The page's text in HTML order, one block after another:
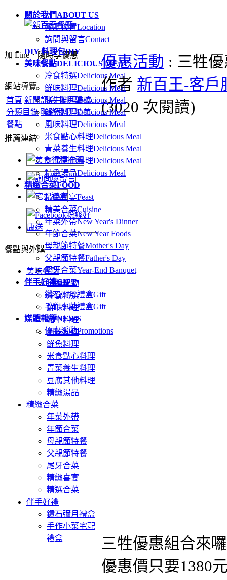
關於我們ABOUT US
餐廳位置Location
詢問與留言Contact
DIY 料理包DIY
美味餐點DELICIOUS MEAL
冷食特選Delicious Meal
鮮味料理Delicious Meal
豬牛料理Delicious Meal
鮮魚料理Delicious Meal
風味料理Delicious Meal
米食點心料理Delicious Meal
青菜養生料理Delicious Meal
豆腐其他料理Delicious Meal
精緻湯品Delicious Meal
精緻合菜FOOD
精緻喜宴Feast
精美合菜Cuisine
年菜外帶New Year's Dinner
年節合菜New Year Foods
母親節特餐Mother's Day
父親節特餐Father's Day
尾牙合菜Year-End Banquet
伴手好禮GIFT
鑽石彌月禮盒Gift
手作小菜禮盒Gift
媒體報導NEWS
優惠活動Promotions
加 Line．隨時享優惠
網站導覽
首頁 新聞訊息 按月歸檔
分類目錄 聯絡我們 精美
餐點
推薦連結
餐點與外購
美味餐點
招牌鍋物
冷食特選
鮮味料理
豬牛料理
風味料理
鮮魚料理
米食點心料理
青菜養生料理
豆腐其他料理
精緻湯品
精緻合菜
年菜外帶
年節合菜
母親節特餐
父親節特餐
尾牙合菜
精緻喜宴
精選合菜
伴手好禮
鑽石彌月禮盒
手作小菜宅配
禮盒
優惠活動 : 三牲
作者 新百王-客戶
(3020 次閱讀)
三牲優惠組合來
優惠價只要1380